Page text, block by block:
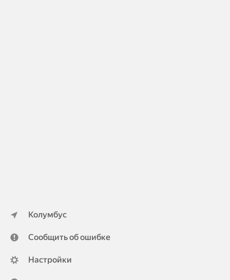
Колумбус
Сообщить об ошибке
Настройки